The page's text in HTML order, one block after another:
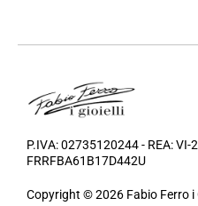
P.IVA: 02735120244 - REA: VI-
FRRFBA61B17D442U
Copyright © 2026 Fabio Ferro i